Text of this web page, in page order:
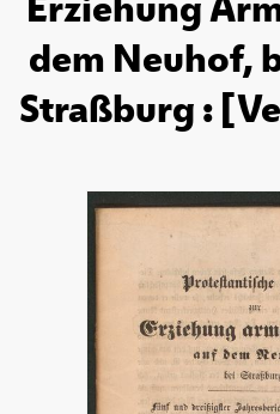
dem Neuhof,
Straßburg :